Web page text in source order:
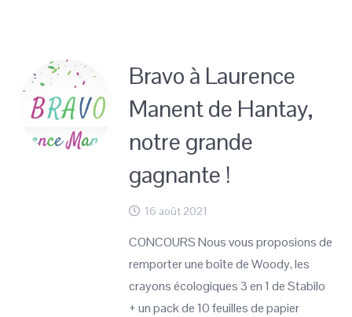
Bravo à Laurence
Manent de Hantay,
notre grande
gagnante !
16 août 2021
CONCOURS Nous vous proposions de
remporter une boîte de Woody, les
crayons écologiques 3 en 1 de Stabilo
+ un pack de 10 feuilles de papier